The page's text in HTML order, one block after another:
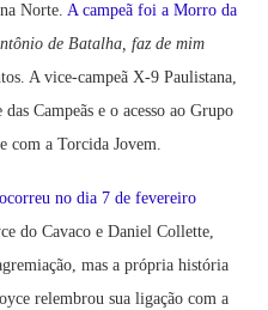
Norte. A campeã foi a Morro da
de Batalha, faz de mim
A vice-campeã X-9 Paulistana,
Campeãs e o acesso ao Grupo
com a Torcida Jovem.
ocorreu no dia 7 de fevereiro
do Cavaco e Daniel Collette,
mas a própria história
relembrou sua ligação com a